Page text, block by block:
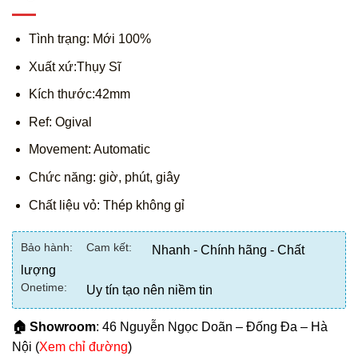
Tình trạng: Mới 100%
Xuất xứ:Thụy Sĩ
Kích thước:42mm
Ref: Ogival
Movement: Automatic
Chức năng: giờ, phút, giây
Chất liệu vỏ: Thép không gỉ
Bảo hành: Cam kết:
Nhanh - Chính hãng - Chất
lượng
Onetime: Uy tín tạo nên niềm tin
🏠 Showroom: 46 Nguyễn Ngọc Doãn – Đống Đa – Hà
Nội (Xem chỉ đường)